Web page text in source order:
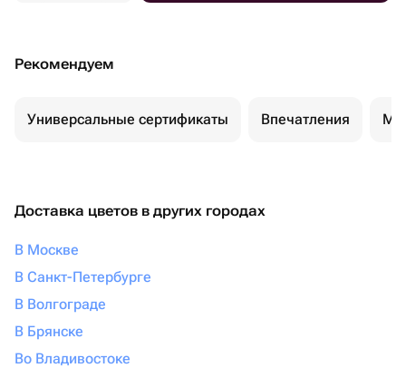
Рекомендуем
Универсальные сертификаты Впечатления
Доставка цветов в других городах
В Москве
В Санкт-Петербурге
В Волгограде
В Брянске
Во Владивостоке